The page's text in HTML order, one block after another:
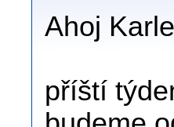
Ahoj Karle
příští